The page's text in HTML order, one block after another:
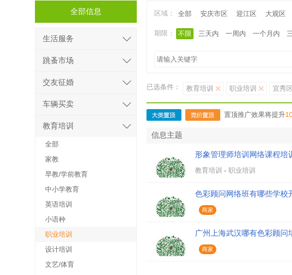
区域： 全部 安庆市区 迎江区 大观区
期限： 不限 三天内 一周内 一个月内
已选条件： 教育培训 职业培训 宜秀区
置顶推广效果将提升
信息主题
形象管理师培训网络课程培
教育培训 - 职业培训
色彩顾问网络班有哪些学校
商家
广州上海武汉哪有色彩顾问
商家
全部信息
生活服务
跳蚤市场
交友征婚
车辆买卖
教育培训
全部
家教
早教/学前教育
中小学教育
英语培训
小语种
职业培训
设计培训
文艺/体育